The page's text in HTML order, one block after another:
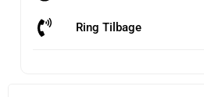
Ring Tilbage